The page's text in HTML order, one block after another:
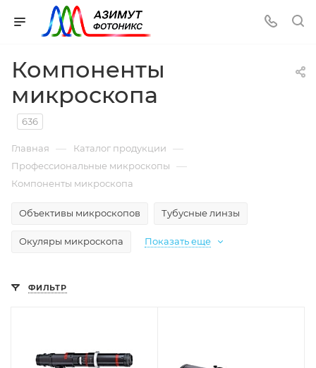
Компоненты
микроскопа
636
Главная — Каталог продукции —
Профессиональные микроскопы —
Компоненты микроскопа
Объективы микроскопов Тубусные линзы
Окуляры микроскопа Показать еще
ФИЛЬТР